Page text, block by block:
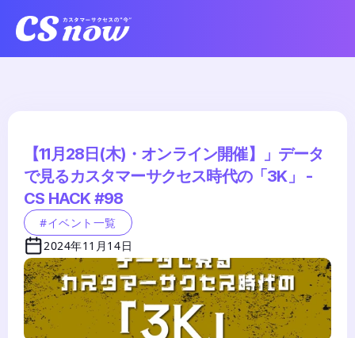
【11月28日(木)・オンライン開催】」データ
で見るカスタマーサクセス時代の「3K」 -
CS HACK #98
#イベント一覧
2024年11月14日